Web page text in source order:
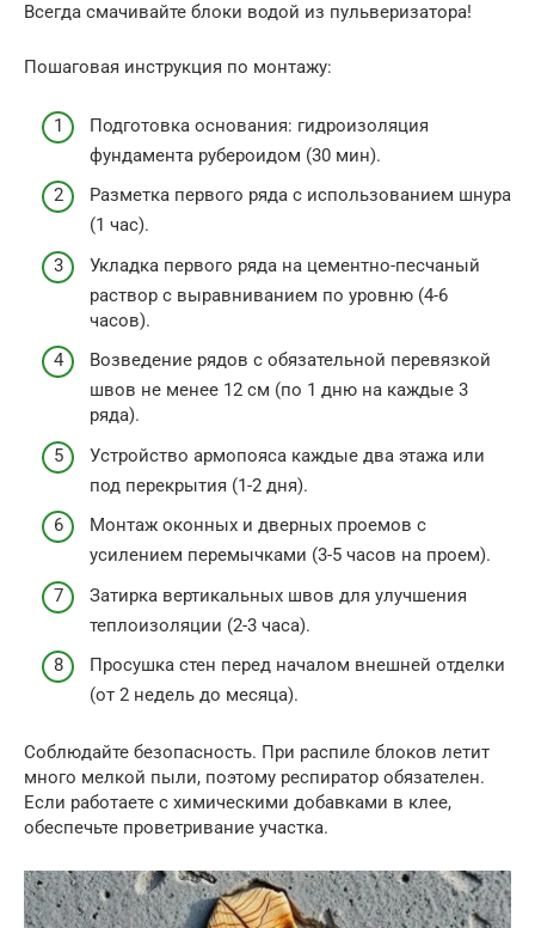
Всегда смачивайте блоки водой из пульверизатора!
Пошаговая инструкция по монтажу:
Подготовка основания: гидроизоляция
фундамента рубероидом (30 мин).
Разметка первого ряда с использованием шнура
(1 час).
Укладка первого ряда на цементно-песчаный
раствор с выравниванием по уровню (4-6
часов).
Возведение рядов с обязательной перевязкой
швов не менее 12 см (по 1 дню на каждые 3
ряда).
Устройство армопояса каждые два этажа или
под перекрытия (1-2 дня).
Монтаж оконных и дверных проемов с
усилением перемычками (3-5 часов на проем).
Затирка вертикальных швов для улучшения
теплоизоляции (2-3 часа).
Просушка стен перед началом внешней отделки
(от 2 недель до месяца).
Соблюдайте безопасность. При распиле блоков летит
много мелкой пыли, поэтому респиратор обязателен.
Если работаете с химическими добавками в клее,
обеспечьте проветривание участка.